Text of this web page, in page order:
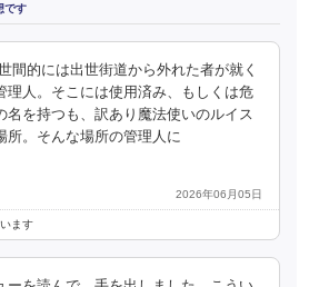
です
間的には出世街道から外れた者が就く
理人。そこには使用済み、もしくは危
名を持つも、訳あり魔法使いのルイス
所。そんな場所の管理人に
2026年06月05日
ます